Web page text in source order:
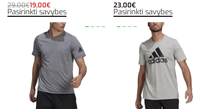
29,00€19,00€
Pasirinkti savybes
23,00€
Pasirinkti savybes